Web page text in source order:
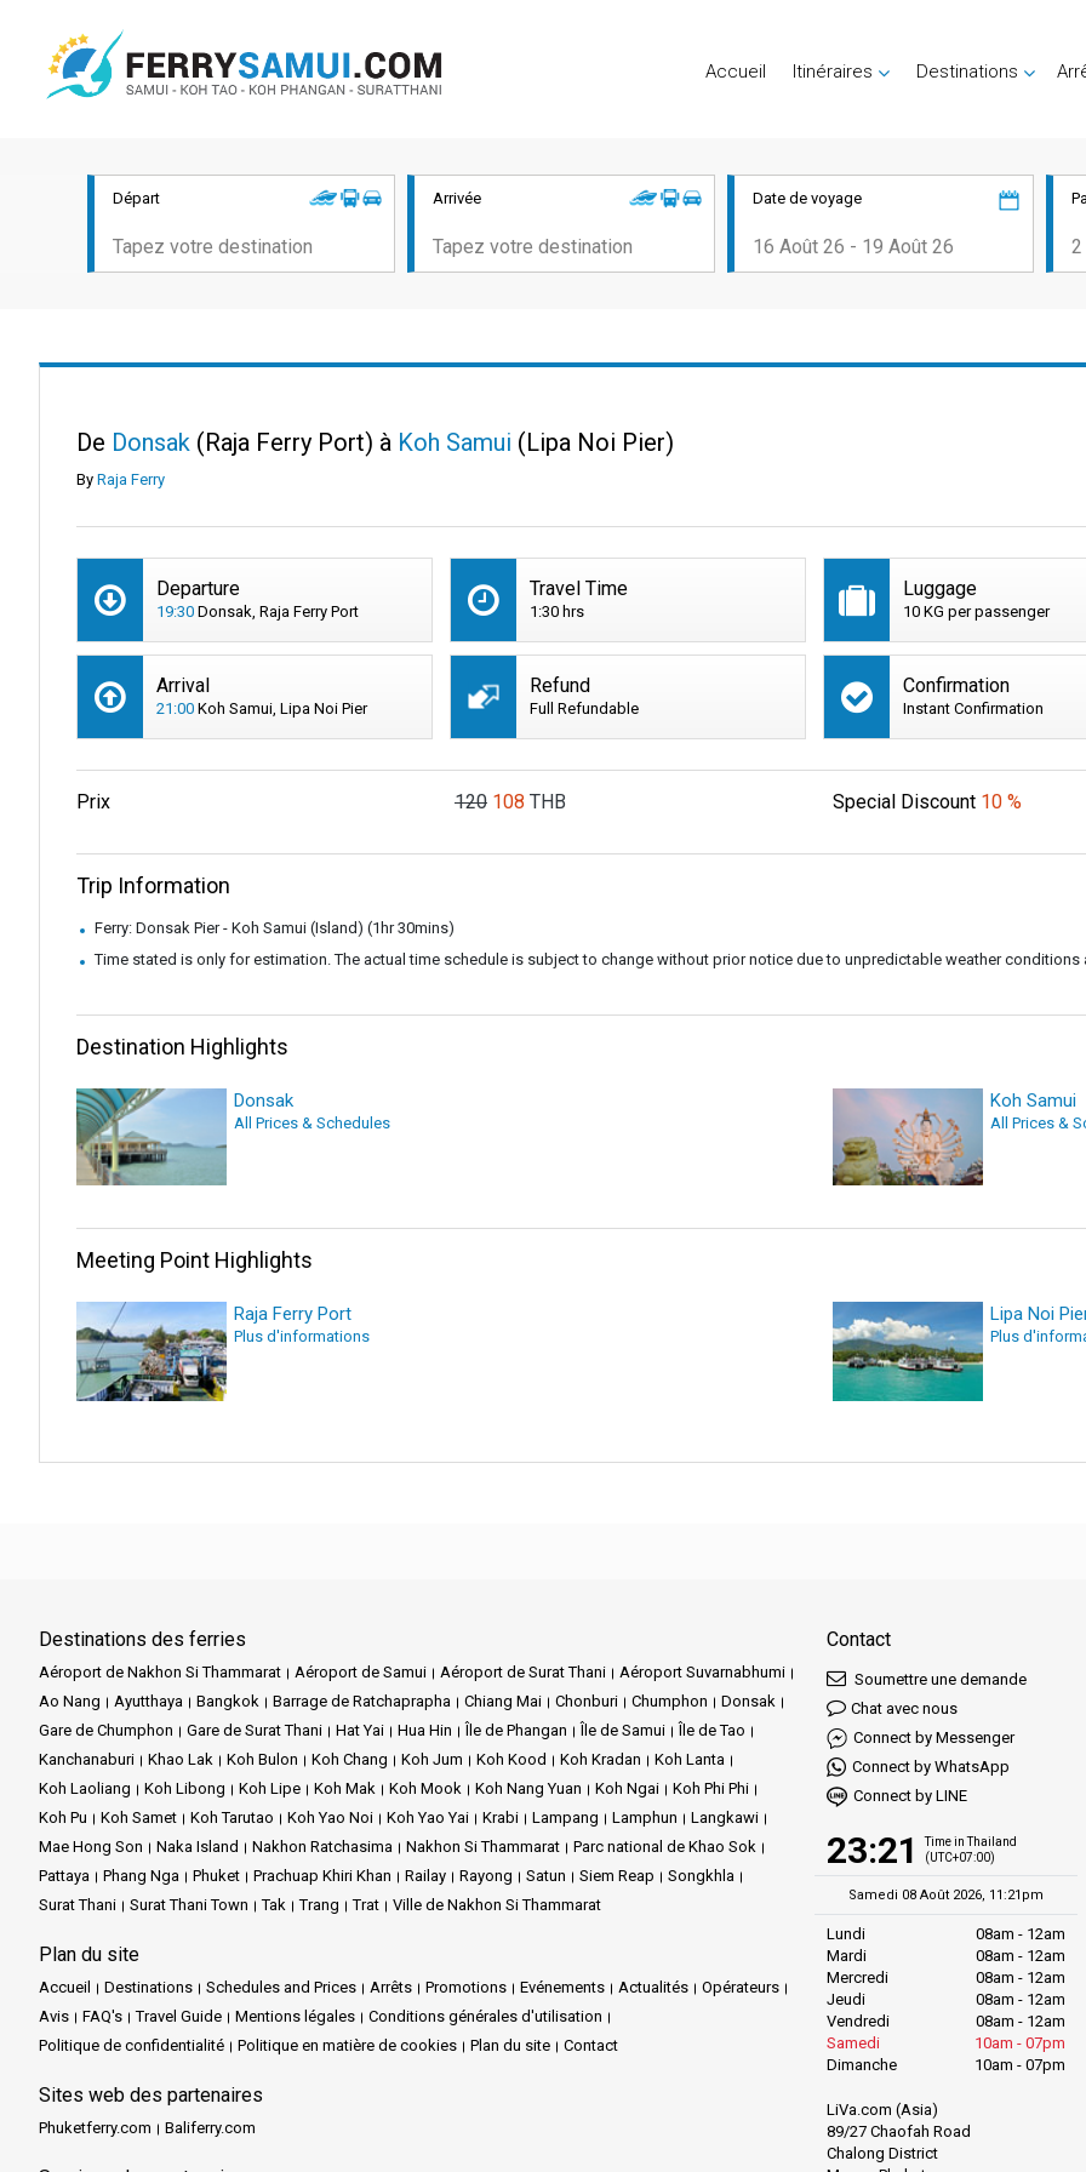
Accueil Itinéraires Destinations
Départ Arrivée Date de voyage
De Donsak (Raja Ferry Port) à Koh Samui (Lipa Noi Pier)
By Raja Ferry
Departure
19:30 Donsak, Raja Ferry Port
Travel Time
1:30 hrs
Luggage
10 KG per passenger
Arrival
21:00 Koh Samui, Lipa Noi Pier
Refund
Full Refundable
Confirmation
Instant Confirmation
Prix 120 108 THB Special Discount 10 %
Trip Information
Ferry: Donsak Pier - Koh Samui (Island) (1hr 30mins)
Time stated is only for estimation. The actual time schedule is subject to change without prior notice due to unpredictable weather
Destination Highlights
Donsak
All Prices & Schedules
Koh Samui
All Prices &
Meeting Point Highlights
Raja Ferry Port
Plus d'informations
Lipa Noi
Plus
Destinations des ferries
Aéroport de Nakhon Si Thammarat Aéroport de Samui Aéroport de Surat Thani
Aéroport Suvarnabhumi
Ao Nang
Ayutthaya Bangkok Barrage de Ratchaprapha Chiang Mai Chonburi Chumphon
Donsak
Gare de Chumphon
Gare de Surat Thani Hat Yai Hua Hin Île de Phangan Île de Samui
Île de Tao
Kanchanaburi
Khao Lak Koh Bulon Koh Chang Koh Jum Koh Kood Koh Kradan
Koh Lanta
Koh Laoliang
Koh Libong Koh Lipe Koh Mak Koh Mook Koh Nang Yuan Koh Ngai
Koh Phi Phi
Koh Pu
Koh Samet Koh Tarutao Koh Yao Noi Koh Yao Yai Krabi Lampang Lamphun
Langkawi
Mae Hong Son
Naka Island Nakhon Ratchasima Nakhon Si Thammarat
Parc national de Khao Sok
Pattaya
Phang Nga Phuket Prachuap Khiri Khan Railay Rayong Satun Siem Reap
Songkhla
Surat Thani
Surat Thani Town Tak Trang Trat Ville de Nakhon Si Thammarat
Plan du site
Accueil Destinations Schedules and Prices Arrêts Promotions Evénements Actualités
Opérateurs
Avis
FAQ's Travel Guide Mentions légales
Conditions générales d'utilisation
Politique de confidentialité
Politique en matière de cookies Plan du site Contact
Sites web des partenaires
Phuketferry.com Baliferry.com
Contact
Soumettre une demande
Chat avec nous
Connect by Messenger
Connect by WhatsApp
Connect by LINE
23:21
Time in Thailand
(UTC+07:00)
Samedi 08 Août 2026, 11:21pm
Lundi
08am - 12am
Mardi
08am - 12am
Mercredi
08am - 12am
Jeudi
08am - 12am
Vendredi
08am - 12am
Samedi
10am - 07pm
Dimanche
10am - 07pm
LiVa.com (Asia)
89/27 Chaofah Road
Chalong District